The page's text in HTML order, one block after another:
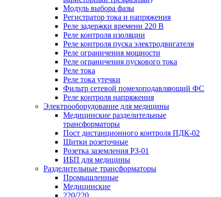
Модуль выбора фазы
Регистратор тока и напряжения
Реле задержки времени 220 В
Реле контроля изоляции
Реле контроля пуска электродвигателя
Реле ограничения мощности
Реле ограничения пускового тока
Реле тока
Реле тока утечки
Фильтр сетевой помехоподавляющий ФС
Реле контроля напряжения
Электрооборудование для медицины
Медицинские разделительные
трансформаторы
Пост дистанционного контроля ПДК-02
Щитки розеточные
Розетка заземления РЗ-01
ИБП для медицины
Разделительные трансформаторы
Промышленные
Медицинские
220/220